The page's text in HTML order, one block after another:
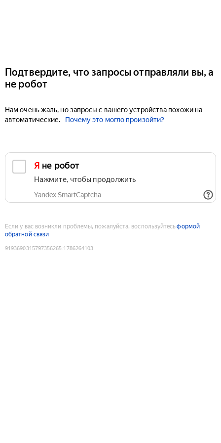
Подтвердите, что запросы отправляли вы, а
не робот
Нам очень жаль, но запросы с вашего устройства похожи на
автоматические.
Почему это могло произойти?
Я не робот
Нажмите, чтобы продолжить
Yandex SmartCaptcha
Если у вас возникли проблемы, пожалуйста, воспользуйтесьформой
обратной связи
9193690315797356265:1786264103